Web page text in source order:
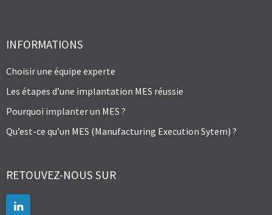
INFORMATIONS
Choisir une équipe experte
Les étapes d’une implantation MES réussie
Pourquoi implanter un MES ?
Qu’est-ce qu’un MES (Manufacturing Execution Sytem) ?
RETOUVEZ-NOUS SUR